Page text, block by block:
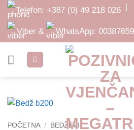
Skip
content
Telefon: +387 (0) 49 218 026 |
Viber & WhatsApp:
POČETNA / BEDŽEVI